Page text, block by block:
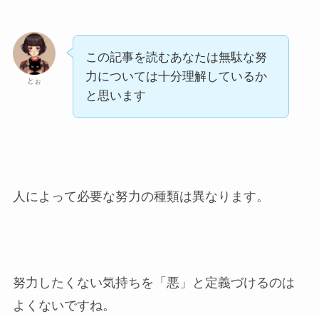
とぉ
この記事を読むあなたは無駄な努
力については十分理解しているか
と思います
人によって必要な努力の種類は異なります。
努力したくない気持ちを「悪」と定義づけるのは
よくないですね。